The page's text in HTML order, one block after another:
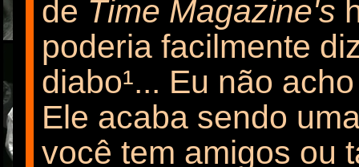
de Time Magazine's
poderia facilmente
diabo¹... Eu não
Ele acaba sendo
você tem amigos ou